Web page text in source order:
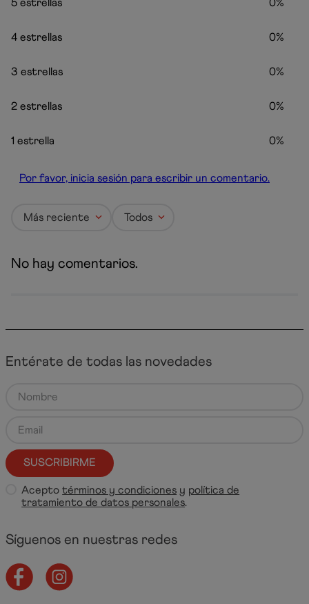
4 estrellas 0%
3 estrellas 0%
2 estrellas 0%
1 estrella 0%
Por favor, inicia sesión para escribir un comentario.
Más reciente Todos
No hay comentarios.
Entérate de todas las novedades
SUSCRIBIRME
Aceptotérminos y condiciones y política de
tratamiento de datos personales.
Síguenos en nuestras redes